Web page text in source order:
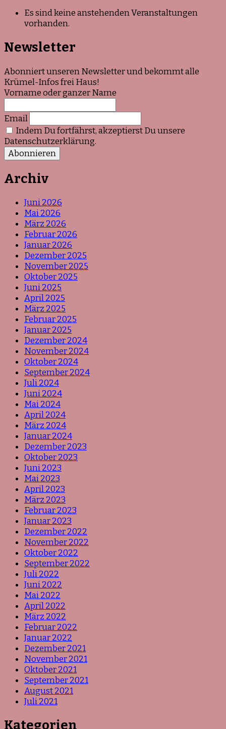
Es sind keine anstehenden Veranstaltungen
vorhanden.
Newsletter
Abonniert unseren Newsletter und bekommt alle
Krümel-Infos frei Haus!
Vorname oder ganzer Name
Email
Indem Du fortfährst, akzeptierst Du unsere
Datenschutzerklärung.
Archiv
Juni 2026
Mai 2026
März 2026
Februar 2026
Januar 2026
Dezember 2025
November 2025
Oktober 2025
Juni 2025
April 2025
März 2025
Februar 2025
Januar 2025
Dezember 2024
November 2024
Oktober 2024
September 2024
Juli 2024
Juni 2024
Mai 2024
April 2024
März 2024
Januar 2024
Dezember 2023
Oktober 2023
Juni 2023
Mai 2023
April 2023
März 2023
Februar 2023
Januar 2023
Dezember 2022
November 2022
Oktober 2022
September 2022
Juli 2022
Juni 2022
Mai 2022
April 2022
März 2022
Februar 2022
Januar 2022
Dezember 2021
November 2021
Oktober 2021
September 2021
August 2021
Juli 2021
Kategorien